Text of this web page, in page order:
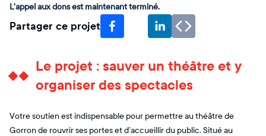
L'appel aux dons est maintenant terminé.
Partager ce projet
Le projet : sauver un théâtre et y
organiser des spectacles
Votre soutien est indispensable pour permettre au théâtre de
Gorron de rouvrir ses portes et d’accueillir du public. Situé au